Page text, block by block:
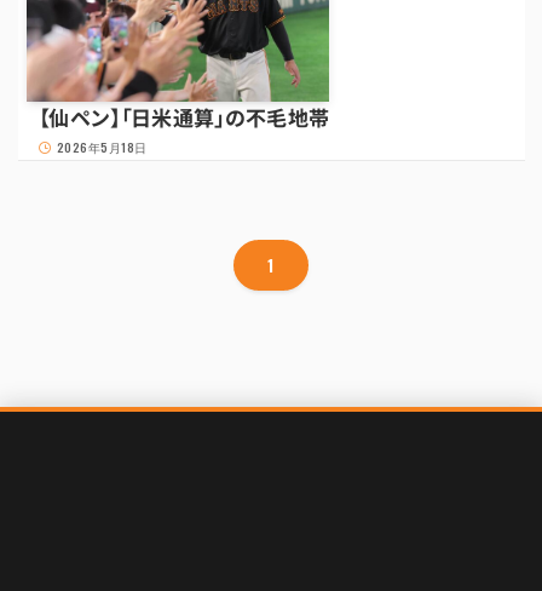
【仙ペン】「日米通算」の不毛地帯
2026年5月18日
1